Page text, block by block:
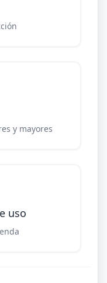
y mayores
uso